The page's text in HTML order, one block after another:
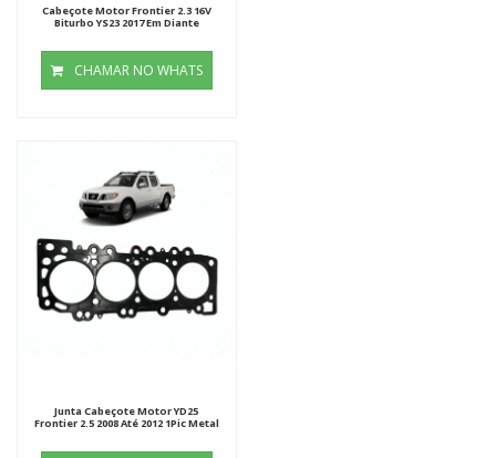
Cabeçote Motor Frontier 2.3 16V
Biturbo YS23 2017 Em Diante
CHAMAR NO WHATS
Junta Cabeçote Motor YD25
Frontier 2.5 2008 Até 2012 1Pic Metal